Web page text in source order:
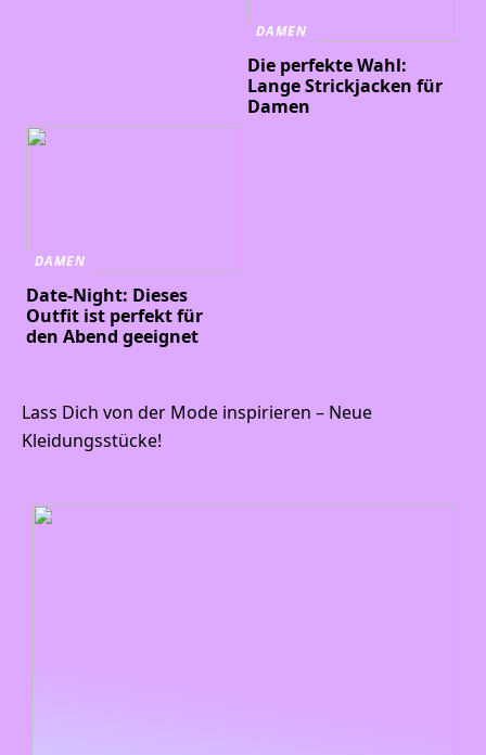
DAMEN
Die perfekte Wahl:
Lange Strickjacken für
Damen
DAMEN
Date-Night: Dieses
Outfit ist perfekt für
den Abend geeignet
Lass Dich von der Mode inspirieren – Neue
Kleidungsstücke!